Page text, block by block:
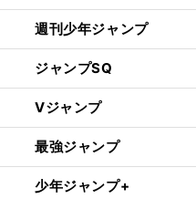
週刊少年ジャンプ
ジャンプSQ
Vジャンプ
最強ジャンプ
少年ジャンプ+